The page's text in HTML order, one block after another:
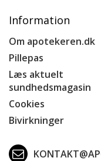
Information
Om apotekeren.dk
Pillepas
Læs aktuelt
sundhedsmagasin
Cookies
Bivirkninger